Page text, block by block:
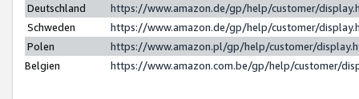
Deutschland
https://www.amazon.de/gp/help/customer/
Schweden
https://www.amazon.de/gp/help/customer/
Polen
https://www.amazon.pl/gp/help/customer/
Belgien
https://www.amazon.com.be/gp/help/customer/